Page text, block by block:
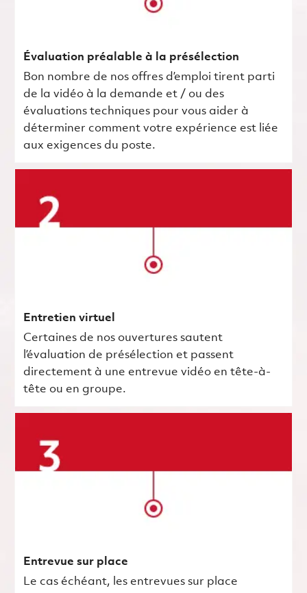
Évaluation préalable à la présélection
Bon nombre de nos offres d’emploi tirent parti
de la vidéo à la demande et / ou des
évaluations techniques pour vous aider à
déterminer comment votre expérience est liée
aux exigences du poste.
Entretien virtuel
Certaines de nos ouvertures sautent
l’évaluation de présélection et passent
directement à une entrevue vidéo en tête-à-
tête ou en groupe.
Entrevue sur place
Le cas échéant, les entrevues sur place